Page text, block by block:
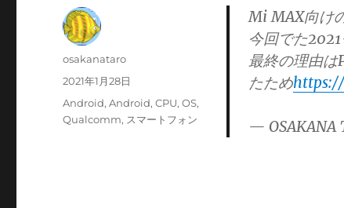
Mi MAX向け
今回でた
最終の理由
たため
— OSAKANA
投
osakanataro
投
2021年1月28日
カ
テ
Android,Android,CPU,OS,
Qualcomm, スマートフォン